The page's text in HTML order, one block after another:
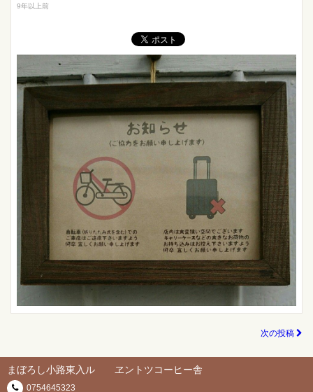
9年以上前
次の投稿
まぼろし小路東入ル ヱントツコーヒー舎
0754645323